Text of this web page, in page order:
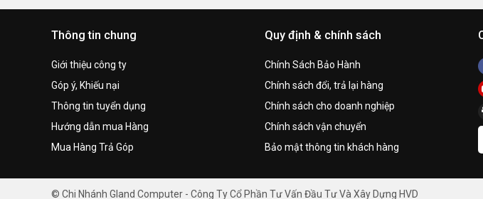
Thông tin chung
Giới thiệu công ty
Góp ý, Khiếu nại
Thông tin tuyển dụng
Hướng dẫn mua Hàng
Mua Hàng Trả Góp
Quy định & chính sách
Chính Sách Bảo Hành
Chính sách đổi, trả lại hàng
Chính sách cho doanh nghiệp
Chính sách vận chuyển
Bảo mật thông tin khách hàng
© Chi Nhánh Gland Computer - Công Ty Cổ Phần Tư Vấn Đầu Tư Và Xây Dựng HVD